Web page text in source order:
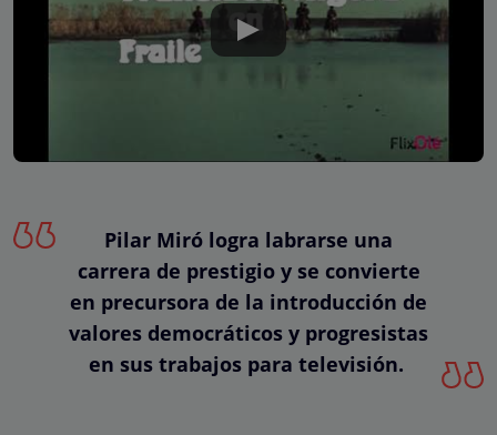
Pilar Miró logra labrarse una
carrera de prestigio y se convierte
en precursora de la introducción de
valores democráticos y progresistas
en sus trabajos para televisión.